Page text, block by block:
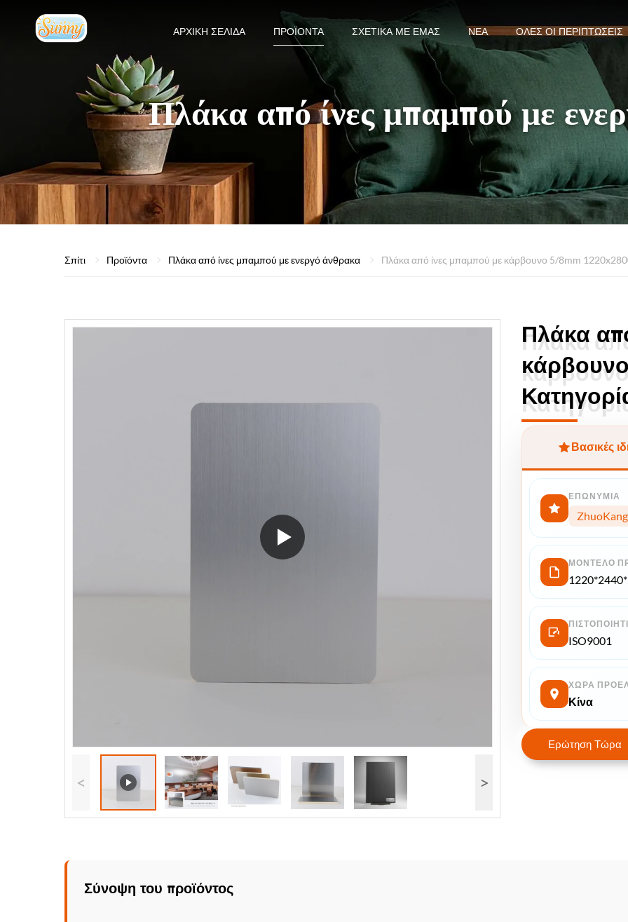
ΑΡΧΙΚΉ ΣΕΛΊΔΑ ΠΡΟΪΌΝΤΑ ΣΧΕΤΙΚΆ ΜΕ ΕΜΆΣ ΝΈΑ ΌΛΕΣ ΟΙ ΠΕΡΙΠΤΏΣΕΙΣ
Πλάκα από ίνες μπαμπού με
Σπίτι Προϊόντα Πλάκα από ίνες μπαμπού με ενεργό άνθρακα Πλάκα από ίνες μπαμπού με κάρβουνο 5/8mm
< >
Πλάκα
Πλάκα
Βασικές
ΕΠΩΝΥΜΊΑ
ZhuoKang
ΜΟΝΤΈΛΟ
ISO9001
ΧΏΡΑ
Κίνα
Ερώτηση Τώρα
Σύνοψη του προϊόντος